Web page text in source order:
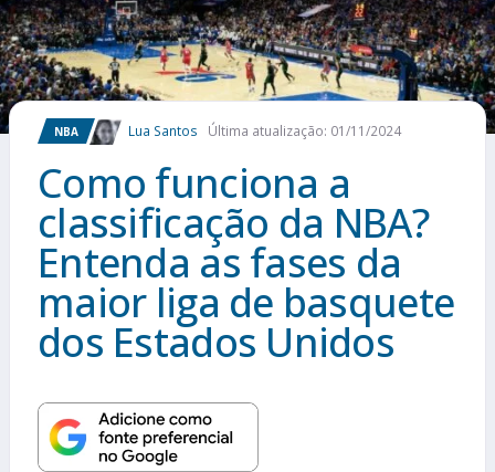
COMO APOSTAR
MAIS ESPORTES
NBA Lua Santos Última atualização: 01/11/2024
Como funciona a
classificação da NBA?
Entenda as fases da
maior liga de basquete
dos Estados Unidos